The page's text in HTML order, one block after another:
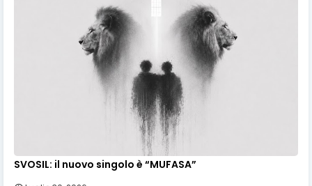
SVOSIL: il nuovo singolo è “MUFASA”